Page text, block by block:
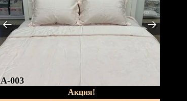
A-003
Акция!